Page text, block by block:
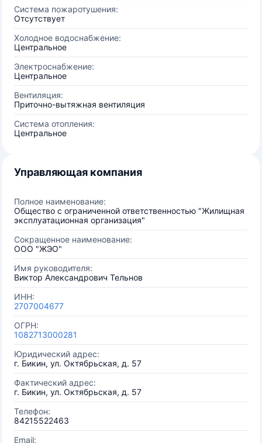
Система пожаротушения:
Отсутствует
Холодное водоснабжение:
Центральное
Электроснабжение:
Центральное
Вентиляция:
Приточно-вытяжная вентиляция
Система отопления:
Центральное
Управляющая компания
Полное наименование:
Общество с ограниченной ответственностью "Жилищная
эксплуатационная организация"
Сокращенное наименование:
ООО "ЖЭО"
Имя руководителя:
Виктор Александрович Тельнов
ИНН:
2707004677
ОГРН:
1082713000281
Юридический адрес:
г. Бикин, ул. Октябрьская, д. 57
Фактический адрес:
г. Бикин, ул. Октябрьская, д. 57
Телефон:
84215522463
Email: